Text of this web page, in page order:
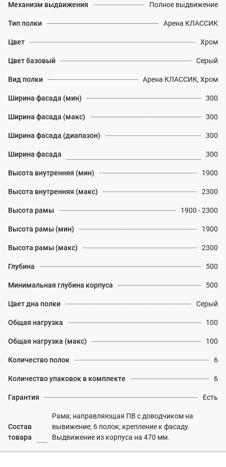
Механизм выдвижения Полное выдвижение
Тип полки Арена КЛАССИК
Цвет Хром
Цвет базовый Серый
Вид полки Арена КЛАССИК, Хром
Ширина фасада (мин) 300
Ширина фасада (макс) 300
Ширина фасада (диапазон) 300
Ширина фасада 300
Высота внутренняя (мин) 1900
Высота внутренняя (макс) 2300
Высота рамы 1900 - 2300
Высота рамы (мин) 1900
Высота рамы (макс) 2300
Глубина 500
Минимальная глубина корпуса 500
Цвет дна полки Серый
Общая нагрузка 100
Общая нагрузка (макс) 100
Количество полок 6
Количество упаковок в комплекте 6
Гарантия Есть
Состав
товара
Рама; направляющая ПВ с доводчиком на
вывижение; 6 полок; крепление к фасаду.
Выдвижение из корпуса на 470 мм.